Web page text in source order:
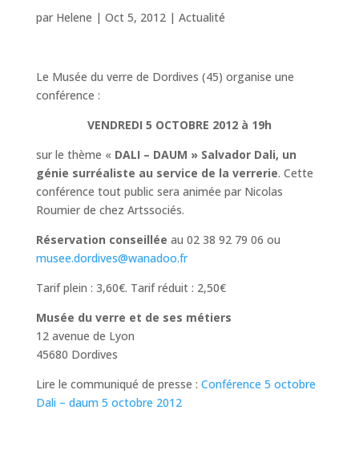
par Helene | Oct 5, 2012| Actualité
Le Musée du verre de Dordives (45) organise une
conférence :
VENDREDI 5 OCTOBRE 2012 à 19h
sur le thème « DALI – DAUM » Salvador Dali, un
génie surréaliste au service de la verrerie. Cette
conférence tout public sera animée par Nicolas
Roumier de chez Artssociés.
Réservation conseillée au 02 38 92 79 06 ou
musee.dordives@wanadoo.fr
Tarif plein : 3,60€. Tarif réduit : 2,50€
Musée du verre et de ses métiers
12 avenue de Lyon
45680 Dordives
Lire le communiqué de presse : Conférence 5 octobre
Dali – daum 5 octobre 2012